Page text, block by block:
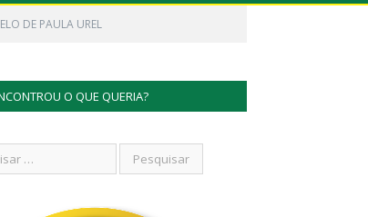
DE PAULA UREL
O QUE QUERIA?